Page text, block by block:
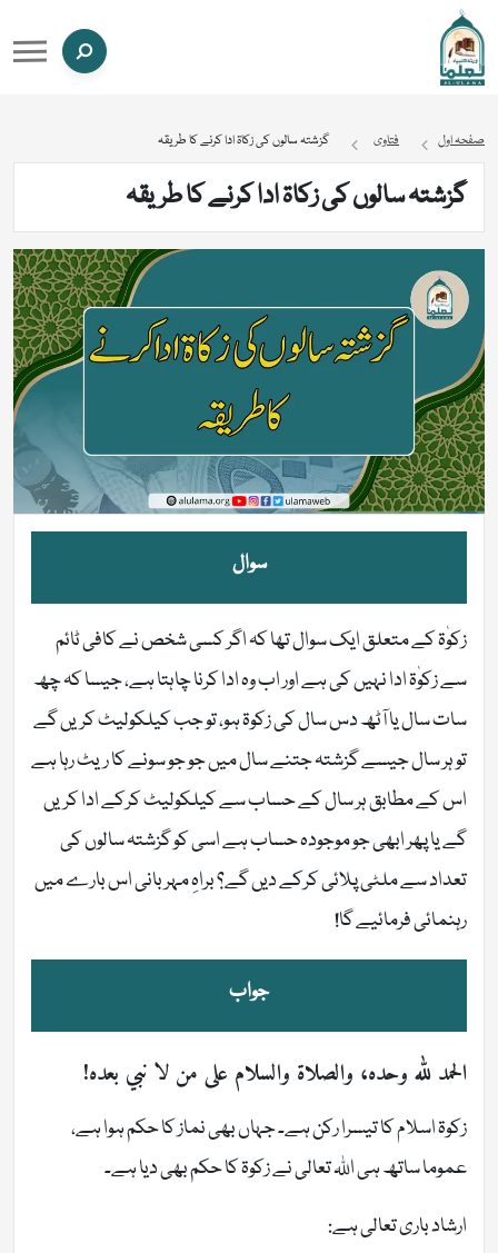
صفحہ اول فتاوی گزشتہ سالوں کی زکاۃ ادا کرنے کا طریقہ
گزشتہ سالوں کی زکاۃ ادا کرنے کا طریقہ
سوال
زکوٰۃ کے متعلق ایک سوال تھا کہ اگر کسی شخص نے کافی ٹائم
سے زکوٰۃ ادا نہیں کی ہے اور اب وہ ادا کرنا چاہتا ہے، جیسا کہ چھ
سات سال یا آٹھ دس سال کی زکوۃ ہو، تو جب کیلکولیٹ کریں گے
تو ہر سال جیسے گزشتہ جتنے سال میں جو جو سونے کا ریٹ رہا ہے
اس کے مطابق ہر سال کے حساب سے کیلکولیٹ کرکے ادا کریں
گے یا پھر ابھی جو موجودہ حساب ہے اسی کو گزشتہ سالوں کی
تعداد سے ملٹی پلائی کرکے دیں گے؟ براہِ مہربانی اس بارے میں
رہنمائی فرمائیے گا!
جواب
الحمد لله وحده، والصلاة والسلام على من لا نبي بعده!
زکوۃ اسلام کا تیسرا رکن ہے۔ جہاں بھی نماز کا حکم ہوا ہے،
عموما ساتھ ہی اللہ تعالی نے زکوۃ کا حکم بھی دیا ہے۔
ارشاد باری تعالی ہے: